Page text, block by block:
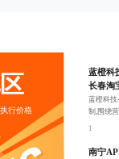
行价格
蓝橙科
长春淘
蓝橙科技
制,围绕
1
南宁